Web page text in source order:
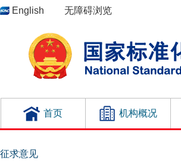
English 无障碍浏览
首页 机构概况
征求意见